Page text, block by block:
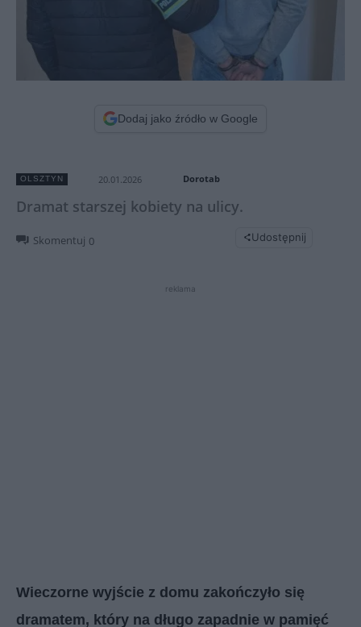
Dodaj jako źródło w Google
OLSZTYN 20.01.2026 Dorotab
Dramat starszej kobiety na ulicy.
Skomentuj 0 Udostępnij
reklama
Wieczorne wyjście z domu zakończyło się
dramatem, który na długo zapadnie w pamięć